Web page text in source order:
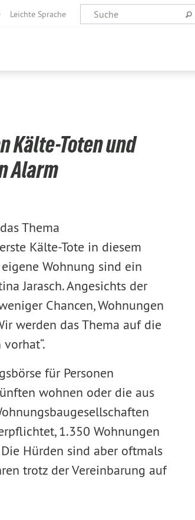
Leichte Sprache
Kälte-Toten und
Alarm
Thema
Kälte-Tote in diesem
Wohnung sind ein
Jarasch. Angesichts der
Chancen, Wohnungen
werden das Thema auf die
für Personen
wohnen oder die aus
1.350 Wohnungen
Hürden sind aber oftmals
trotz der Vereinbarung auf